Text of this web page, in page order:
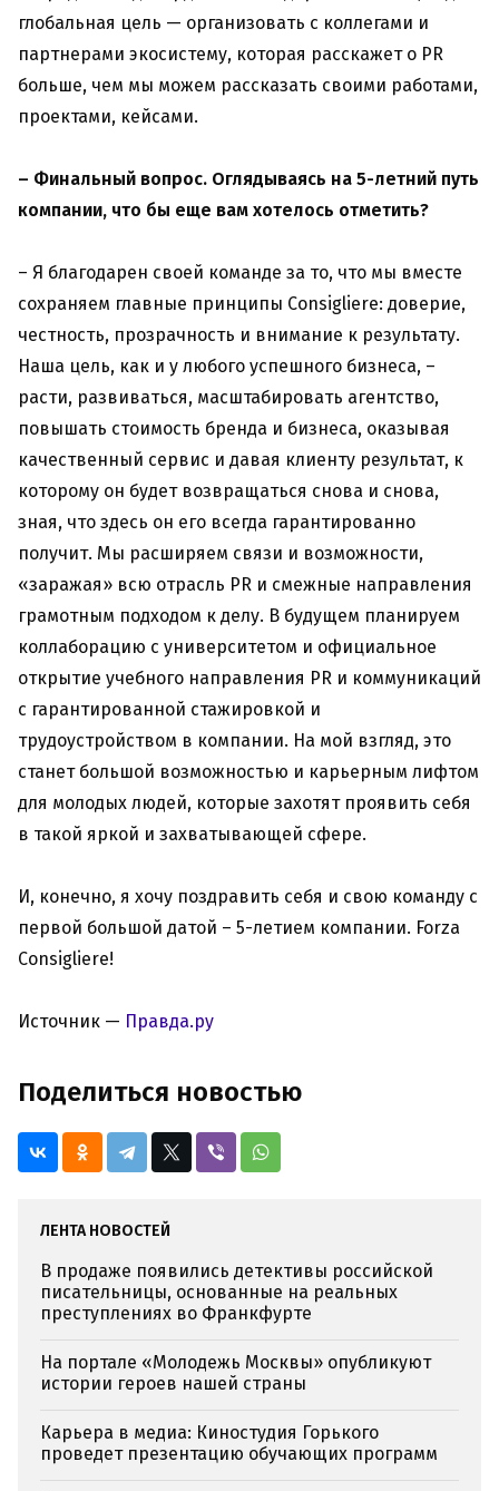
глобальная цель — организовать с коллегами и
партнерами экосистему, которая расскажет о PR
больше, чем мы можем рассказать своими работами,
проектами, кейсами.
– Финальный вопрос. Оглядываясь на 5-летний путь
компании, что бы еще вам хотелось отметить?
– Я благодарен своей команде за то, что мы вместе
сохраняем главные принципы Consigliere: доверие,
честность, прозрачность и внимание к результату.
Наша цель, как и у любого успешного бизнеса, –
расти, развиваться, масштабировать агентство,
повышать стоимость бренда и бизнеса, оказывая
качественный сервис и давая клиенту результат, к
которому он будет возвращаться снова и снова,
зная, что здесь он его всегда гарантированно
получит. Мы расширяем связи и возможности,
«заражая» всю отрасль PR и смежные направления
грамотным подходом к делу. В будущем планируем
коллаборацию с университетом и официальное
открытие учебного направления PR и коммуникаций
с гарантированной стажировкой и
трудоустройством в компании. На мой взгляд, это
станет большой возможностью и карьерным лифтом
для молодых людей, которые захотят проявить себя
в такой яркой и захватывающей сфере.
И, конечно, я хочу поздравить себя и свою команду с
первой большой датой – 5-летием компании. Forza
Consigliere!
Источник — Правда.ру
Поделиться новостью
ЛЕНТА НОВОСТЕЙ
В продаже появились детективы российской
писательницы, основанные на реальных
преступлениях во Франкфурте
На портале «Молодежь Москвы» опубликуют
истории героев нашей страны
Карьера в медиа: Киностудия Горького
проведет презентацию обучающих программ